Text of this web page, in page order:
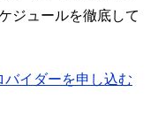
ジュールを徹底して
イダーを申し込む